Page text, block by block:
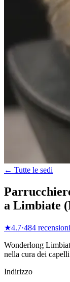
← Tutte le sedi
a Limbiate (
★4.7·484
Wonderlong
nella cura dei
Indirizzo